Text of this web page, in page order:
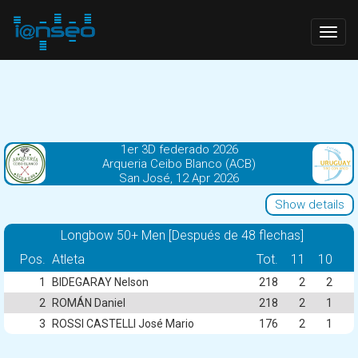
1er 3D federado 2026
Arqueria Ceibo Blanco (ACB)
San José, 12 Apr 2026
Show details
Longbow 50+ Men [Después de 48 flechas]
Pos. Atleta Tot. 11 10
1 BIDEGARAY Nelson 218 2
2
2
ROMÁN Daniel 218 2
1
3
ROSSI CASTELLI José Mario 176 2 1